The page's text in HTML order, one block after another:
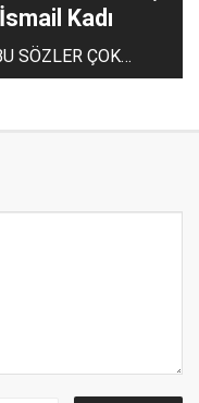
İsmail Kadı
SÖZLER ÇOK
TARTIŞILIR...!